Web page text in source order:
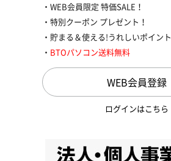
WEB会員限定 特価SALE！
特別クーポン プレゼント！
貯まる＆使える!うれしいポイント
BTOパソコン送料無料
WEB会員登録
ログインはこちら